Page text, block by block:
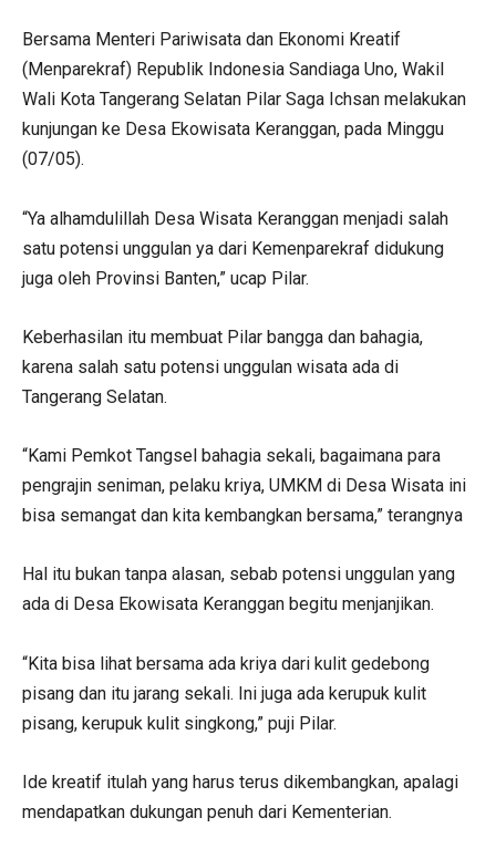
Bersama Menteri Pariwisata dan Ekonomi Kreatif
(Menparekraf) Republik Indonesia Sandiaga Uno, Wakil
Wali Kota Tangerang Selatan Pilar Saga Ichsan melakukan
kunjungan ke Desa Ekowisata Keranggan, pada Minggu
(07/05).
“Ya alhamdulillah Desa Wisata Keranggan menjadi salah
satu potensi unggulan ya dari Kemenparekraf didukung
juga oleh Provinsi Banten,” ucap Pilar.
Keberhasilan itu membuat Pilar bangga dan bahagia,
karena salah satu potensi unggulan wisata ada di
Tangerang Selatan.
“Kami Pemkot Tangsel bahagia sekali, bagaimana para
pengrajin seniman, pelaku kriya, UMKM di Desa Wisata ini
bisa semangat dan kita kembangkan bersama,” terangnya
Hal itu bukan tanpa alasan, sebab potensi unggulan yang
ada di Desa Ekowisata Keranggan begitu menjanjikan.
“Kita bisa lihat bersama ada kriya dari kulit gedebong
pisang dan itu jarang sekali. Ini juga ada kerupuk kulit
pisang, kerupuk kulit singkong,” puji Pilar.
Ide kreatif itulah yang harus terus dikembangkan, apalagi
mendapatkan dukungan penuh dari Kementerian.